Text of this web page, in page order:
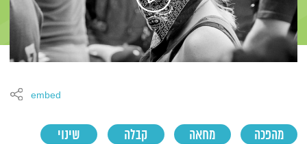
מהפכה מחאה קבלה שינוי
embed